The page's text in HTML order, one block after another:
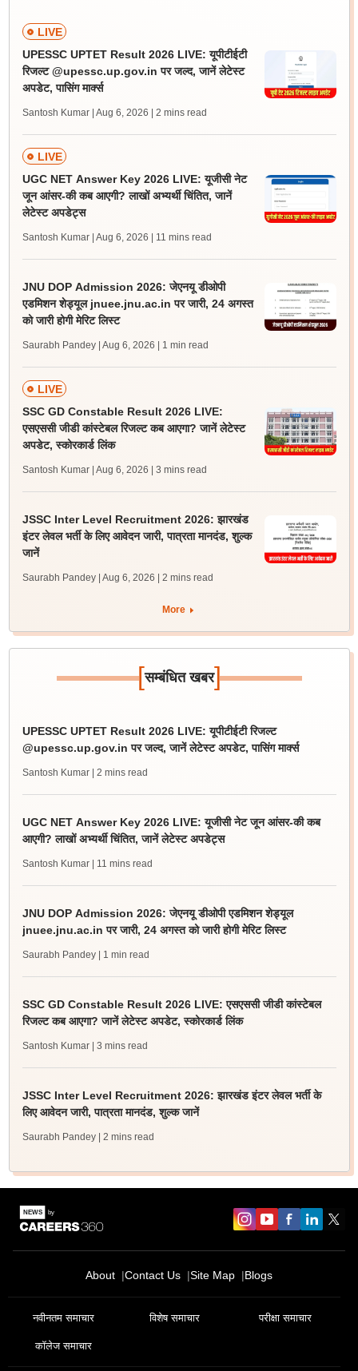
LIVE
UPESSC UPTET Result 2026 LIVE: यूपीटीईटी
रिजल्ट @upessc.up.gov.in पर जल्द, जानें लेटेस्ट
अपडेट, पासिंग मार्क्स
Santosh Kumar | Aug 6, 2026 | 2 mins read
LIVE
UGC NET Answer Key 2026 LIVE: यूजीसी नेट
जून आंसर-की कब आएगी? लाखों अभ्यर्थी चिंतित, जानें
लेटेस्ट अपडेट्स
Santosh Kumar | Aug 6, 2026 | 11 mins read
JNU DOP Admission 2026: जेएनयू डीओपी
एडमिशन शेड्यूल jnuee.jnu.ac.in पर जारी, 24 अगस्त
को जारी होगी मेरिट लिस्ट
Saurabh Pandey | Aug 6, 2026 | 1 min read
LIVE
SSC GD Constable Result 2026 LIVE:
एसएससी जीडी कांस्टेबल रिजल्ट कब आएगा? जानें लेटेस्ट
अपडेट, स्कोरकार्ड लिंक
Santosh Kumar | Aug 6, 2026 | 3 mins read
JSSC Inter Level Recruitment 2026: झारखंड
इंटर लेवल भर्ती के लिए आवेदन जारी, पात्रता मानदंड, शुल्क
जानें
Saurabh Pandey | Aug 6, 2026 | 2 mins read
More
[सम्बंधित खबर]
UPESSC UPTET Result 2026 LIVE: यूपीटीईटी रिजल्ट
@upessc.up.gov.in पर जल्द, जानें लेटेस्ट अपडेट, पासिंग मार्क्स
Santosh Kumar | 2 mins read
UGC NET Answer Key 2026 LIVE: यूजीसी नेट जून आंसर-की कब
आएगी? लाखों अभ्यर्थी चिंतित, जानें लेटेस्ट अपडेट्स
Santosh Kumar | 11 mins read
JNU DOP Admission 2026: जेएनयू डीओपी एडमिशन शेड्यूल
jnuee.jnu.ac.in पर जारी, 24 अगस्त को जारी होगी मेरिट लिस्ट
Saurabh Pandey | 1 min read
SSC GD Constable Result 2026 LIVE: एसएससी जीडी कांस्टेबल
रिजल्ट कब आएगा? जानें लेटेस्ट अपडेट, स्कोरकार्ड लिंक
Santosh Kumar | 3 mins read
JSSC Inter Level Recruitment 2026: झारखंड इंटर लेवल भर्ती के
लिए आवेदन जारी, पात्रता मानदंड, शुल्क जानें
Saurabh Pandey | 2 mins read
About Contact Us Site Map Blogs
नवीनतम समाचार विशेष समाचार परीक्षा समाचार
कॉलेज समाचार